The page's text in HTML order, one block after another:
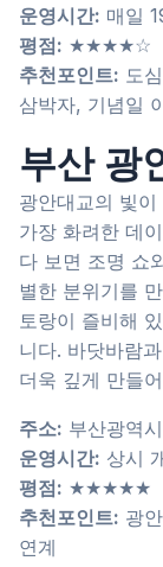
운영시간: 매일
평점: ★★★★☆
추천포인트: 도
삼박자, 기념일
부산 광
광안대교의 빛
가장 화려한 데
다 보면 조명 쇼
별한 분위기를
토랑이 즐비해
니다. 바닷바람
더욱 깊게 만들
주소: 부산광역
운영시간: 상시
평점: ★★★★★
추천포인트: 광
연계